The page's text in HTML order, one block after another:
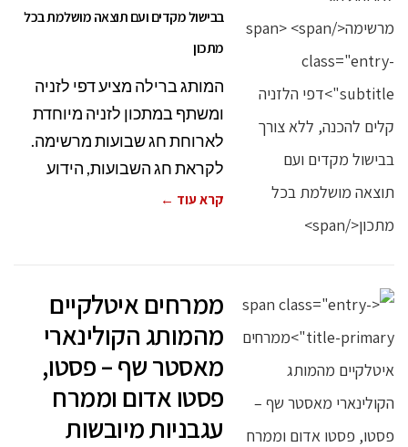
בבישול מקדים ועם תוצאה מושלמת בכל
מתכון
המותג ברילה מציע דפי לזניה
ומשתף במתכון לזניה מיוחדת
לארוחת חג שבועות מרשימה.
לקראת חג השבועות, הידוע
קרא עוד ←
ממרחים איטלקיים
מהמותג הקולינארי
מאסטר שף – פסטו,
פסטו אדום וממרח
עגבניות מיובשות